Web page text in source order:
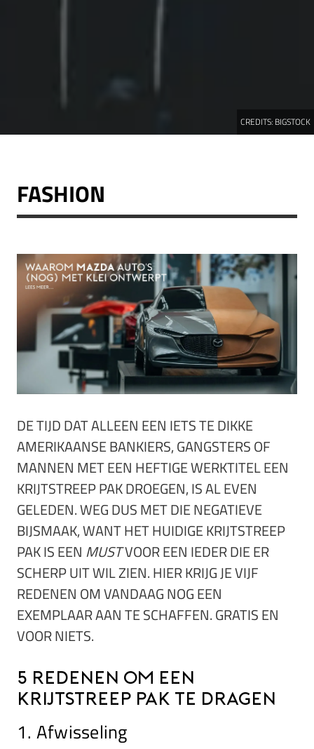
CREDITS: BIGSTOCK
FASHION
DE TIJD DAT ALLEEN EEN IETS TE DIKKE
AMERIKAANSE BANKIERS, GANGSTERS OF
MANNEN MET EEN HEFTIGE WERKTITEL EEN
KRIJTSTREEP PAK DROEGEN, IS AL EVEN
GELEDEN. WEG DUS MET DIE NEGATIEVE
BIJSMAAK, WANT HET HUIDIGE KRIJTSTREEP
PAK IS EEN MUSTVOOR EEN IEDER DIE ER
SCHERP UIT WIL ZIEN. HIER KRIJG JE VIJF
REDENEN OM VANDAAG NOG EEN
EXEMPLAAR AAN TE SCHAFFEN. GRATIS EN
VOOR NIETS.
5 redenen om een
krijtstreep pak te dragen
1. Afwisseling